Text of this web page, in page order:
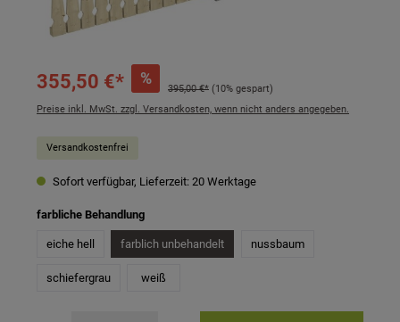
355,50 €* %
395,00 €* (10% gespart)
Preise inkl. MwSt. zzgl. Versandkosten, wenn nicht anders angegeben.
Versandkostenfrei
Sofort verfügbar, Lieferzeit: 20 Werktage
farbliche Behandlungauswählen
eiche hell farblich unbehandelt nussbaum
schiefergrau weiß